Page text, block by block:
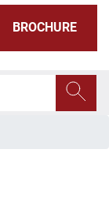
BROCHURE